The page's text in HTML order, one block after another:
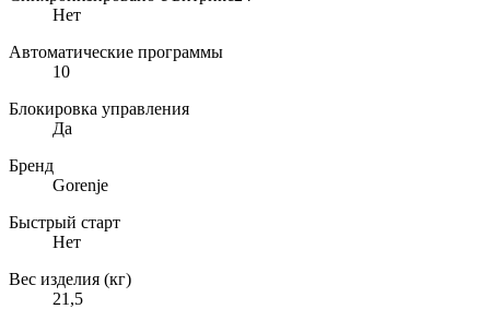
Нет
Автоматические программы
10
Блокировка управления
Да
Бренд
Gorenje
Быстрый старт
Нет
Вес изделия (кг)
21,5